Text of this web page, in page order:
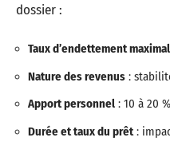
dossier :
Taux d’endettement maximal
Nature des revenus :
Apport personnel : 10 à 20
Durée et taux du prêt :